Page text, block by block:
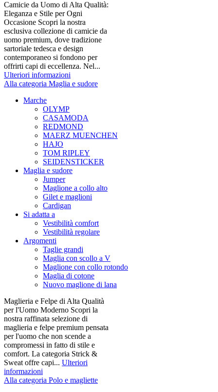
Camicie da Uomo di Alta Qualità:
Eleganza e Stile per Ogni
Occasione Scopri la nostra
esclusiva collezione di camicie da
uomo premium, dove tradizione
sartoriale tedesca e design
contemporaneo si fondono per
offrirti capi di eccellenza. Nel...
Ulteriori informazioni
Alla categoria Maglia e sudore
Marche
OLYMP
CASAMODA
REDMOND
MAERZ MUENCHEN
HAJO
TOM RIPLEY
SEIDENSTICKER
Maglia e sudore
Jumper
Maglione a collo alto
Gilet e maglioni
Cardigan
Si adatta a
Vestibilità comfort
Vestibilità regolare
Argomenti
Taglie grandi
Maglia con scollo a V
Maglione con collo rotondo
Maglia di cotone
Nuovo maglione di lana
Maglieria e Felpe di Alta Qualità
per l'Uomo Moderno Scopri la
nostra raffinata selezione di
maglieria e felpe premium pensata
per l'uomo che non scende a
compromessi in fatto di stile e
comfort. La categoria Strick &
Sweat offre capi... Ulteriori
informazioni
Alla categoria Polo e magliette